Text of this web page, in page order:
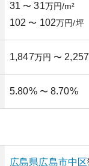
31 〜 31万円/m²
102 〜 102万円/坪
1,847万円 〜 2,257
5.80% 〜 8.70%
広島県広島市中区